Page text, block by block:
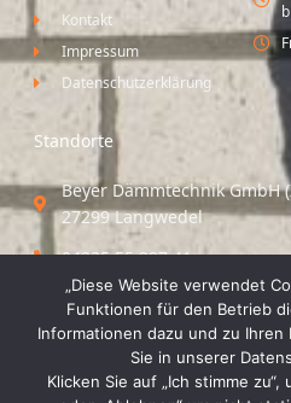
Kontakt
Impressum
Datenschutzerklärung
Standorte
Beyer Dämmtechnik GmbH
27299 Langwedel
04235 55 297 41
Standort Vechta / Minden:
Vechta
04441 8 89 93 40
„Diese Website verwendet
Funktionen für den Betrieb
Informationen dazu und zu
Sie in unserer
Klicken Sie auf „Ich stimme